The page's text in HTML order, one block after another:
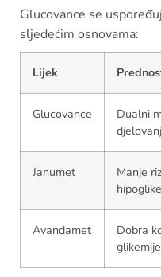
Glucovance se
sljedećim osnovama:
Lijek
Glucovance
Dualni
Janumet
Manje
Avandamet
Dobra
glikemije